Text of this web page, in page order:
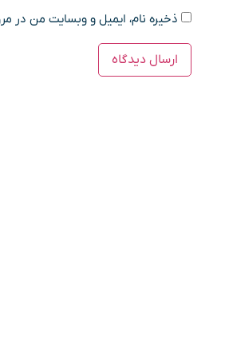
ذخیره نام، ایمیل و وبسایت من در